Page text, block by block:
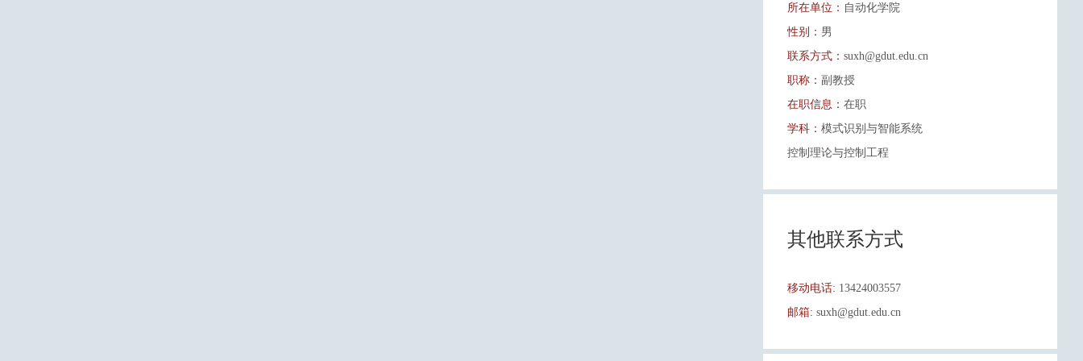
所在单位： 自动化学院
性别： 男
联系方式： suxh@gdut.edu.cn
职称： 副教授
在职信息： 在职
学科： 模式识别与智能系统
控制理论与控制工程
其他联系方式
移动电话: 13424003557
邮箱: suxh@gdut.edu.cn